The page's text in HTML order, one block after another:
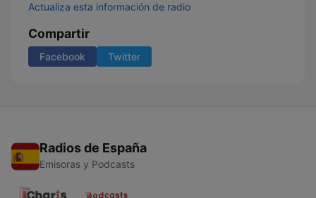
Actualiza esta información de radio
Compartir
Facebook Twitter
Radios de España
Emisoras y Podcasts